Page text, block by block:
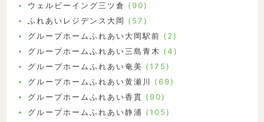
ウェルビーイング三ツ倉 (90)
ふれあいレジデンス大岡 (57)
グループホームふれあい大岡駅前 (2)
グループホームふれあい三島青木 (4)
グループホームふれあい奄美 (175)
グループホームふれあい黄瀬川
(69)
グループホームふれあい香貫 (90)
グループホームふれあい静浦 (105)